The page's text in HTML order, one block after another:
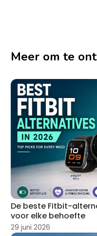
Meer om te
De beste Fitbit-
voor elke behoefte
29 juni 2026